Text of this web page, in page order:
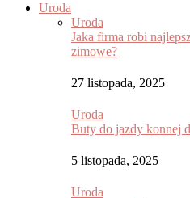
Uroda
Uroda
Jaka firma robi
zimowe?
27 listopada, 2025
Uroda
Buty do jazdy konnej
5 listopada, 2025
Uroda